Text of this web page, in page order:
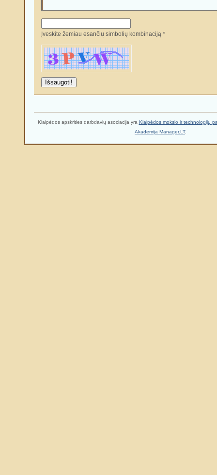
Įveskite žemiau esančių simbolių kombinaciją *
Klaipėdos apskrities darbdavių asociacija yra Klaipėdos mokslo ir technologijų
Akademija Manager.LT.